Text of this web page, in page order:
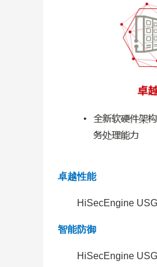
卓越性能
HiSecEngine
智能防御
HiSecEngine